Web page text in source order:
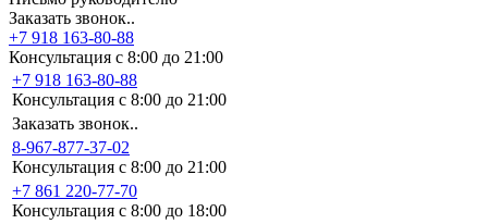
Заказать звонок..
+7 918 163-80-88
Консультация с 8:00 до 21:00
+7 918 163-80-88
Консультация с 8:00 до 21:00
Заказать звонок..
8-967-877-37-02
Консультация с 8:00 до 21:00
+7 861 220-77-70
Консультация с 8:00 до 18:00